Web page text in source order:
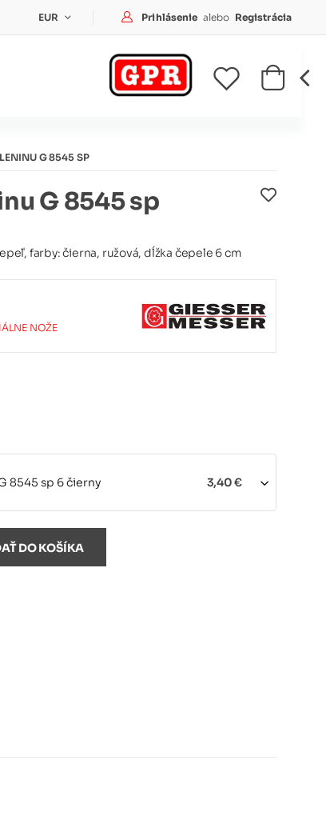
EUR Prihlásenie
Prihlásenie alebo Registrácia
G 8545 SP
G 8545 sp
farby: čierna, ružová, dĺžka čepele 6 cm
NOŽE
8545 sp 6 čierny 3,40 €
8545 sp 6 ružový
DO KOŠÍKA